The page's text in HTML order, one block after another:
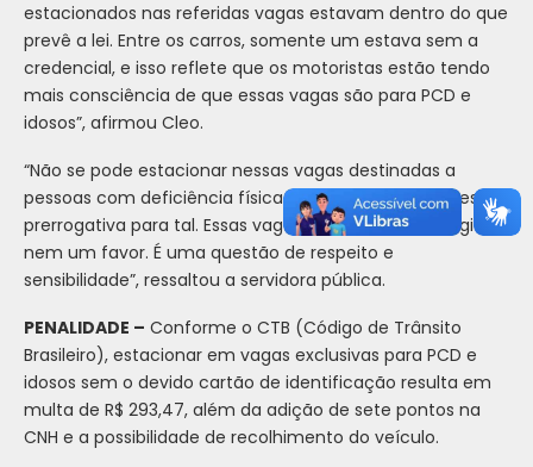
estacionados nas referidas vagas estavam dentro do que
prevê a lei. Entre os carros, somente um estava sem a
credencial, e isso reflete que os motoristas estão tendo
mais consciência de que essas vagas são para PCD e
idosos”, afirmou Cleo.
“Não se pode estacionar nessas vagas destinadas a
pessoas com deficiência física e idosos sem terem essa
prerrogativa para tal. Essas vagas não são um privilégio
nem um favor. É uma questão de respeito e
sensibilidade”, ressaltou a servidora pública.
PENALIDADE – Conforme o CTB (Código de Trânsito
Brasileiro), estacionar em vagas exclusivas para PCD e
idosos sem o devido cartão de identificação resulta em
multa de R$ 293,47, além da adição de sete pontos na
CNH e a possibilidade de recolhimento do veículo.